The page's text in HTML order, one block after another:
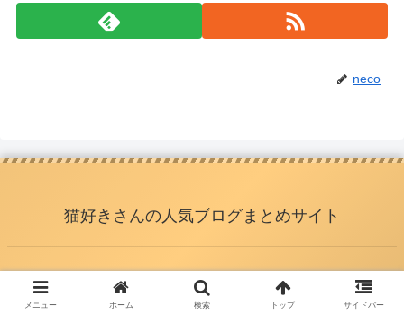
neco
猫好きさんの人気ブログまとめサイト
© 2013 猫好きさんの人気ブログまとめサイト.
メニュー ホーム 検索 トップ サイドバー